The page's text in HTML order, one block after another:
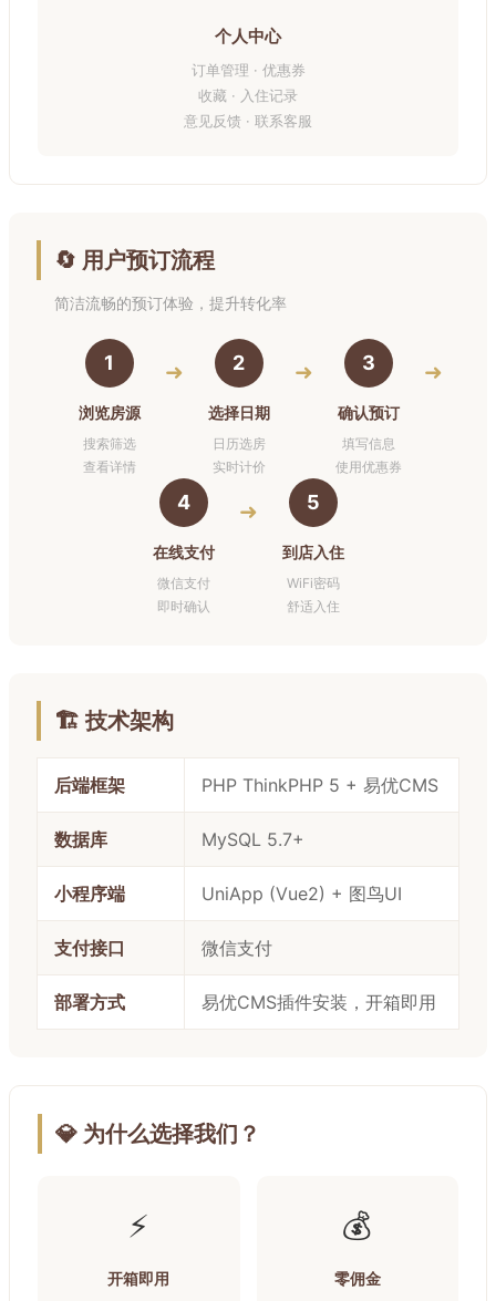
个人中心
订单管理 · 优惠券
收藏 · 入住记录
意见反馈 · 联系客服
🔄 用户预订流程
简洁流畅的预订体验，提升转化率
1
浏览房源
搜索筛选
查看详情
➜ 2
选择日期
日历选房
实时计价
➜ 3
确认预订
填写信息
使用优惠券
➜
4
在线支付
微信支付
即时确认
➜ 5
到店入住
WiFi密码
舒适入住
🏗️ 技术架构
后端框架 PHP ThinkPHP 5 + 易优CMS
数据库 MySQL 5.7+
小程序端 UniApp (Vue2) + 图鸟UI
支付接口 微信支付
部署方式 易优CMS插件安装，开箱即用
💎 为什么选择我们？
⚡
开箱即用
💰
零佣金